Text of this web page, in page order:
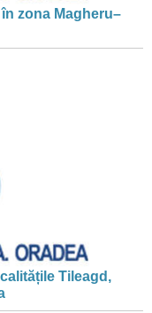
zona Magheru–
Tileagd,